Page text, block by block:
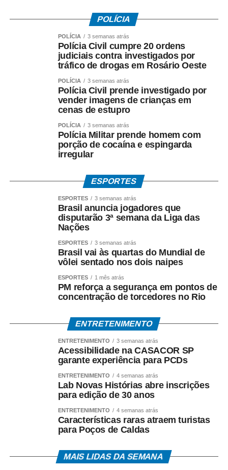
COMENTE ABAIXO:
WhatsApp
Facebook
Twitter
Messenger
LinkedIn
Share
POLÍCIA
POLÍCIA 3 semanas atrás
Polícia Civil cumpre 20 ordens
judiciais contra investigados por
tráfico de drogas em Rosário Oeste
POLÍCIA 3 semanas atrás
Polícia Civil prende investigado por
vender imagens de crianças em
cenas de estupro
POLÍCIA 3 semanas atrás
Polícia Militar prende homem com
porção de cocaína e espingarda
irregular
ESPORTES
ESPORTES 3 semanas atrás
Brasil anuncia jogadores que
disputarão 3ª semana da Liga das
Nações
ESPORTES 3 semanas atrás
Brasil vai às quartas do Mundial de
vôlei sentado nos dois naipes
ESPORTES 1 mês atrás
PM reforça a segurança em pontos de
concentração de torcedores no Rio
ENTRETENIMENTO
ENTRETENIMENTO 3 semanas atrás
Acessibilidade na CASACOR SP
garante experiência para PCDs
ENTRETENIMENTO 4 semanas atrás
Lab Novas Histórias abre inscrições
para edição de 30 anos
ENTRETENIMENTO 4 semanas atrás
Características raras atraem turistas
para Poços de Caldas
MAIS LIDAS DA SEMANA